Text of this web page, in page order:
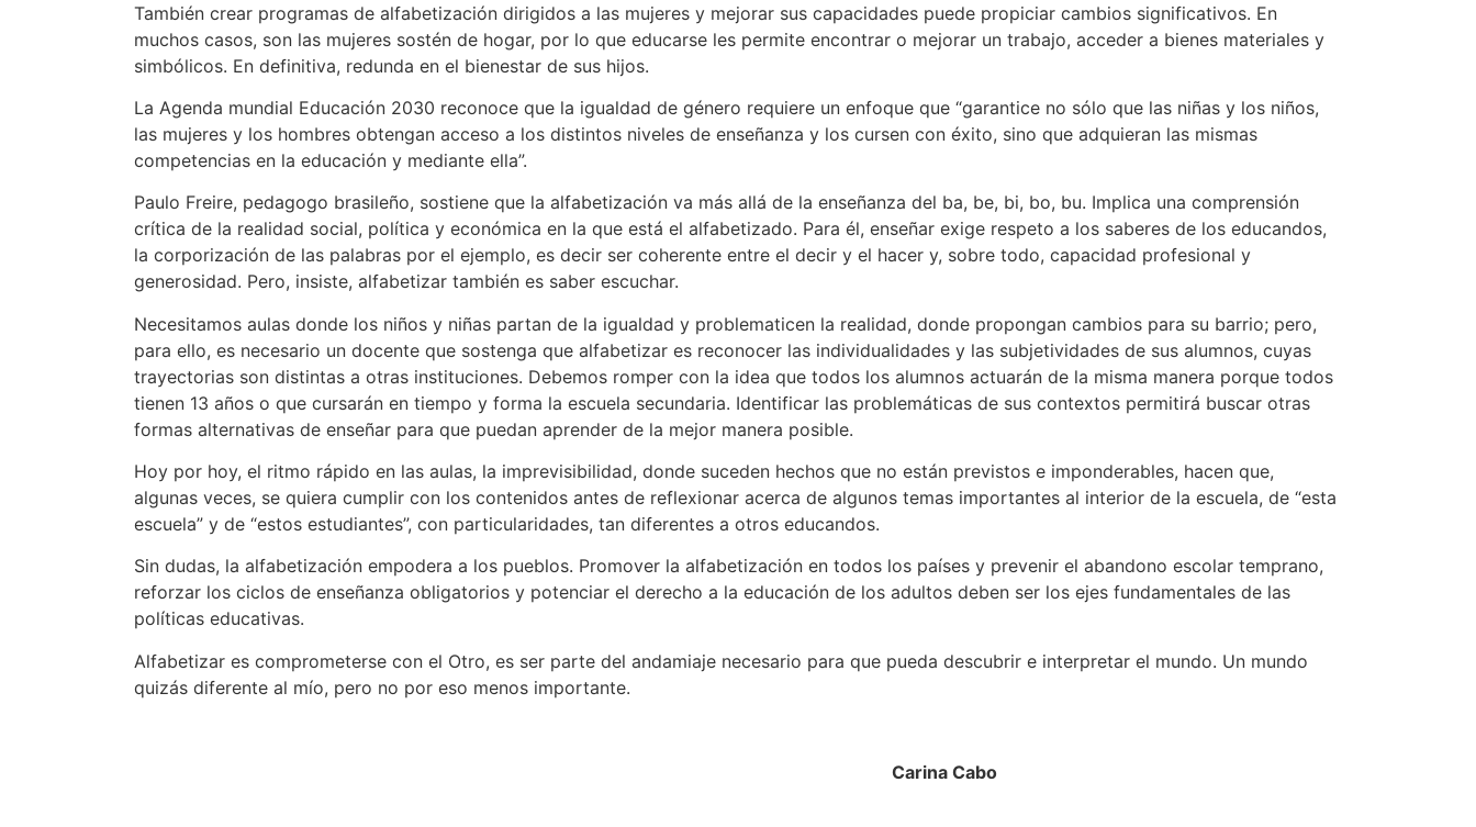
También crear programas de alfabetización dirigidos a las mujeres y mejorar sus capacidades puede propiciar cambios significativos. En
muchos casos, son las mujeres sostén de hogar, por lo que educarse les permite encontrar o mejorar un trabajo, acceder a bienes materiales y
simbólicos. En definitiva, redunda en el bienestar de sus hijos.
La Agenda mundial Educación 2030 reconoce que la igualdad de género requiere un enfoque que “garantice no sólo que las niñas y los niños,
las mujeres y los hombres obtengan acceso a los distintos niveles de enseñanza y los cursen con éxito, sino que adquieran las mismas
competencias en la educación y mediante ella”.
Paulo Freire, pedagogo brasileño, sostiene que la alfabetización va más allá de la enseñanza del ba, be, bi, bo, bu. Implica una comprensión
crítica de la realidad social, política y económica en la que está el alfabetizado. Para él, enseñar exige respeto a los saberes de los educandos,
la corporización de las palabras por el ejemplo, es decir ser coherente entre el decir y el hacer y, sobre todo, capacidad profesional y
generosidad. Pero, insiste, alfabetizar también es saber escuchar.
Necesitamos aulas donde los niños y niñas partan de la igualdad y problematicen la realidad, donde propongan cambios para su barrio; pero,
para ello, es necesario un docente que sostenga que alfabetizar es reconocer las individualidades y las subjetividades de sus alumnos, cuyas
trayectorias son distintas a otras instituciones. Debemos romper con la idea que todos los alumnos actuarán de la misma manera porque todos
tienen 13 años o que cursarán en tiempo y forma la escuela secundaria. Identificar las problemáticas de sus contextos permitirá buscar otras
formas alternativas de enseñar para que puedan aprender de la mejor manera posible.
Hoy por hoy, el ritmo rápido en las aulas, la imprevisibilidad, donde suceden hechos que no están previstos e imponderables, hacen que,
algunas veces, se quiera cumplir con los contenidos antes de reflexionar acerca de algunos temas importantes al interior de la escuela, de “esta
escuela” y de “estos estudiantes”, con particularidades, tan diferentes a otros educandos.
Sin dudas, la alfabetización empodera a los pueblos. Promover la alfabetización en todos los países y prevenir el abandono escolar temprano,
reforzar los ciclos de enseñanza obligatorios y potenciar el derecho a la educación de los adultos deben ser los ejes fundamentales de las
políticas educativas.
Alfabetizar es comprometerse con el Otro, es ser parte del andamiaje necesario para que pueda descubrir e interpretar el mundo. Un mundo
quizás diferente al mío, pero no por eso menos importante.
Carina Cabo